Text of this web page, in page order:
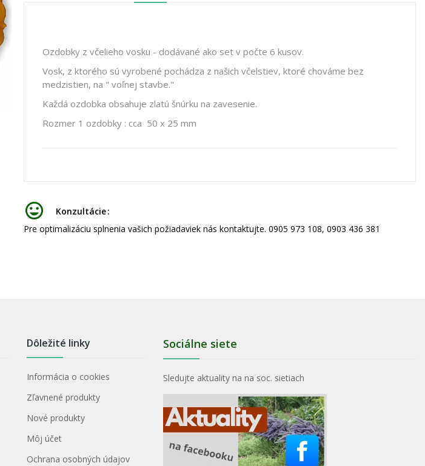
Ozdobky z včelieho vosku - dodávané ako set v počte 6 kusov.
Vosk, z ktorého sú vyrobené pochádza z našich včelstiev, ktoré chováme bez
medzistien, na " voľnej stavbe."
Každá ozdobka obsahuje zlatú šnúrku na zavesenie.
Rozmer 1 ozdobky : cca 50 x 25 mm
Konzultácie
Pre optimalizáciu splnenia vašich požiadaviek nás kontaktujte. 0905 973 108, 0903 436 381
Dôležité linky
Informácia o cookies
Zľavnené produkty
Nové produkty
Môj účet
Ochrana osobných údajov
Sociálne siete
Sledujte aktuality na na soc. sietiach